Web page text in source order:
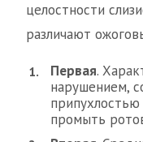
целостности
различают
Первая.
нарушением,
промыть